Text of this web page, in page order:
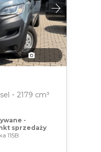
･ 2179 cm³
-
sprzedaży
115B